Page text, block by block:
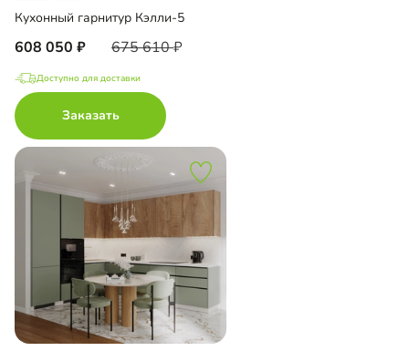
Кухонный гарнитур Кэлли-5
608 050 675 610
Доступно для доставки
Заказать